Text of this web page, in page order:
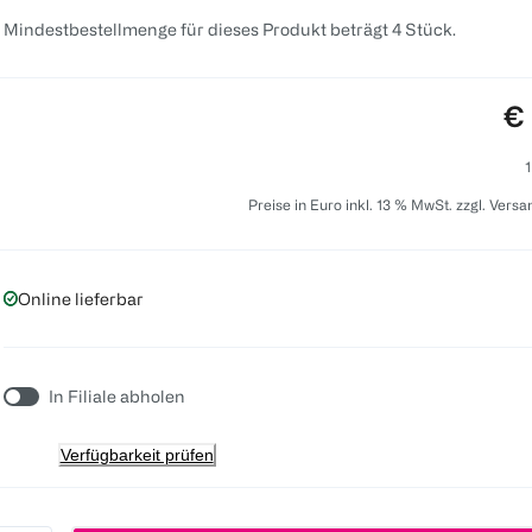
Mindestbestellmenge für dieses Produkt beträgt 4 Stück.
€
Preise in Euro inkl. 13 % MwSt. zzgl.
Online lieferbar
In Filiale abholen
Verfügbarkeit prüfen